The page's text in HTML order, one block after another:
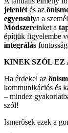
jelenlét és az
egyensúlya a
Módszereinket a
építjük figyelembe
integrálás
KINEK SZÓL EZ
Ha érdekel az
kommunikációs és
– mindez
szól!
Ismerősek ezek a